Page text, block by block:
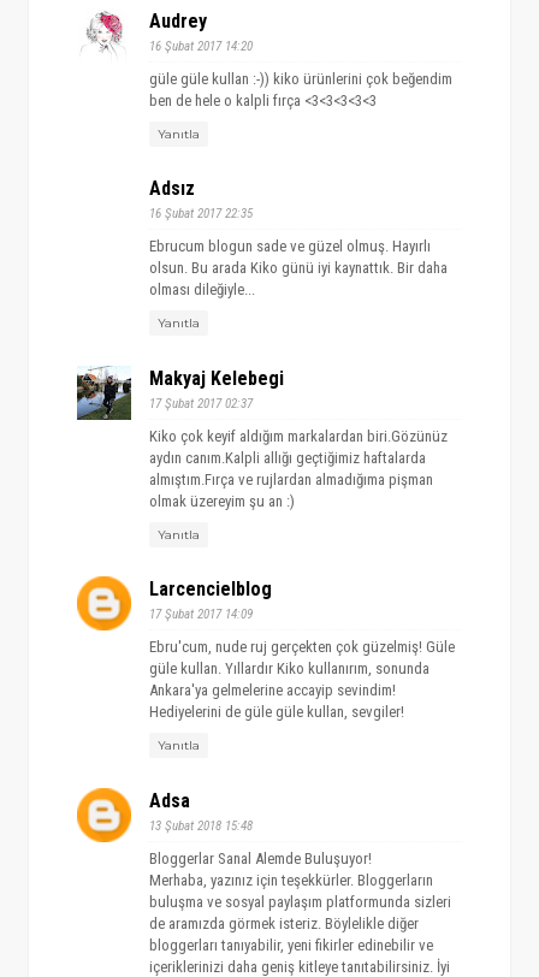
Audrey
16 Şubat 2017 14:20
güle güle kullan :-)) kiko ürünlerini çok beğendim
ben de hele o kalpli fırça <3<3<3<3<3
Yanıtla
Adsız
16 Şubat 2017 22:35
Ebrucum blogun sade ve güzel olmuş. Hayırlı
olsun. Bu arada Kiko günü iyi kaynattık. Bir daha
olması dileğiyle...
Yanıtla
Makyaj Kelebegi
17 Şubat 2017 02:37
Kiko çok keyif aldığım markalardan biri.Gözünüz
aydın canım.Kalpli allığı geçtiğimiz haftalarda
almıştım.Fırça ve rujlardan almadığıma pişman
olmak üzereyim şu an :)
Yanıtla
Larcencielblog
17 Şubat 2017 14:09
Ebru'cum, nude ruj gerçekten çok güzelmiş! Güle
güle kullan. Yıllardır Kiko kullanırım, sonunda
Ankara'ya gelmelerine accayip sevindim!
Hediyelerini de güle güle kullan, sevgiler!
Yanıtla
Adsa
13 Şubat 2018 15:48
Bloggerlar Sanal Alemde Buluşuyor!
Merhaba, yazınız için teşekkürler. Bloggerların
buluşma ve sosyal paylaşım platformunda sizleri
de aramızda görmek isteriz. Böylelikle diğer
bloggerları tanıyabilir, yeni fikirler edinebilir ve
içeriklerinizi daha geniş kitleye tanıtabilirsiniz. İyi